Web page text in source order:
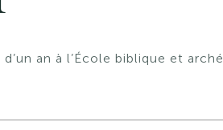
an à l’École biblique et